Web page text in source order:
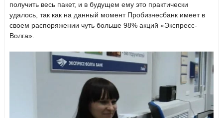
получить весь пакет, и в будущем ему это практически
удалось, так как на данный момент Пробизнесбанк имеет в
своем распоряжении чуть больше 98% акций «Экспресс-
Волга».